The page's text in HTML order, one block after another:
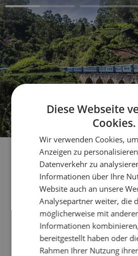
Rejoignez un
Votre programme :
au
Diese Webseite
Cookies.
Wir verwenden Cookies,
Anzeigen zu
Datenverkehr zu
Informationen über Ihre
Website auch an unsere
Analysepartner weiter, die
möglicherweise mit
Informationen
bereitgestellt haben oder
Rahmen Ihrer Nutzung